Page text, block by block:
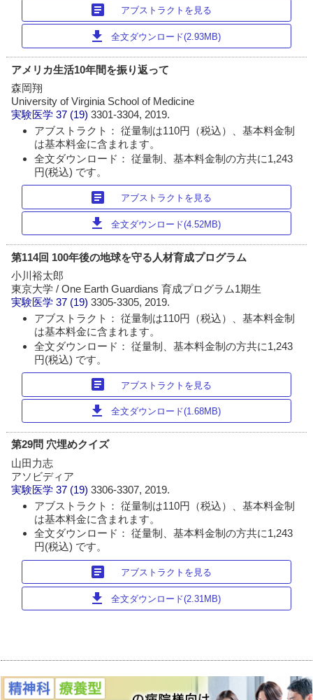
article アブストラクトを見る
download 全文ダウンロード(2.93MB)
アメリカ生活10年間を振り返って
森岡翔
University of Virginia School of Medicine
実験医学 37 (19)3301-3304, 2019.
アブストラクト： 従量制は110円（税込）、基本料金制
は基本料金に含まれます。
全文ダウンロード： 従量制、基本料金制の方共に1,243
円(税込) です。
article アブストラクトを見る
download 全文ダウンロード(4.52MB)
第114回 100年後の地球を守る人材育成プログラム
小川裕太郎
東京大学 / One Earth Guardians 育成プログラム1期生
実験医学 37 (19)3305-3305, 2019.
アブストラクト： 従量制は110円（税込）、基本料金制
は基本料金に含まれます。
全文ダウンロード： 従量制、基本料金制の方共に1,243
円(税込) です。
article アブストラクトを見る
download 全文ダウンロード(1.68MB)
第29問 穴埋めクイズ
山田力志
アソビディア
実験医学 37 (19)3306-3307, 2019.
アブストラクト： 従量制は110円（税込）、基本料金制
は基本料金に含まれます。
全文ダウンロード： 従量制、基本料金制の方共に1,243
円(税込) です。
article アブストラクトを見る
download 全文ダウンロード(2.31MB)